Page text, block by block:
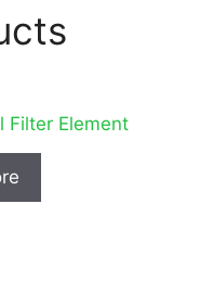
Filter Element